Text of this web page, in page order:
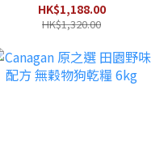
HK$1,188.00
HK$1,320.00